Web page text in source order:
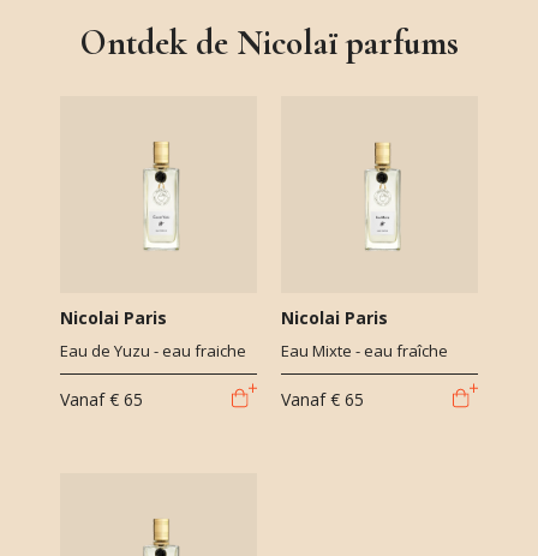
Ontdek de Nicolaï parfums
Nicolai Paris
Eau de Yuzu - eau fraiche
Vanaf € 65
Nicolai Paris
Eau Mixte - eau fraîche
Vanaf € 65